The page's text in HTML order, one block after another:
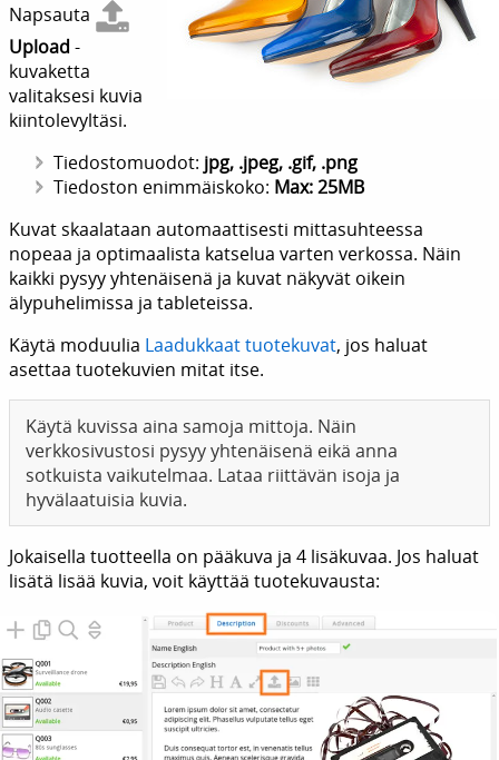
Napsauta
Upload -
kuvaketta
valitaksesi kuvia
kiintolevyltäsi.
Tiedostomuodot: jpg, .jpeg, .gif, .png
Tiedoston enimmäiskoko: Max: 25MB
Kuvat skaalataan automaattisesti mittasuhteessa
nopeaa ja optimaalista katselua varten verkossa. Näin
kaikki pysyy yhtenäisenä ja kuvat näkyvät oikein
älypuhelimissa ja tableteissa.
Käytä moduulia Laadukkaat tuotekuvat, jos haluat
asettaa tuotekuvien mitat itse.
Käytä kuvissa aina samoja mittoja. Näin
verkkosivustosi pysyy yhtenäisenä eikä anna
sotkuista vaikutelmaa. Lataa riittävän isoja ja
hyvälaatuisia kuvia.
Jokaisella tuotteella on pääkuva ja 4 lisäkuvaa. Jos haluat
lisätä lisää kuvia, voit käyttää tuotekuvausta: